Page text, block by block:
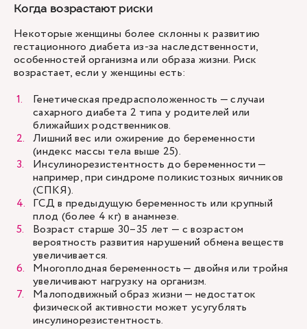
Когда возрастают риски
Некоторые женщины более склонны к развитию
гестационного диабета из-за наследственности,
особенностей организма или образа жизни. Риск
возрастает, если у женщины есть:
Генетическая предрасположенность — случаи
сахарного диабета 2 типа у родителей или
ближайших родственников.
Лишний вес или ожирение до беременности
(индекс массы тела выше 25).
Инсулинорезистентность до беременности —
например, при синдроме поликистозных яичников
(СПКЯ).
ГСД в предыдущую беременность или крупный
плод (более 4 кг) в анамнезе.
Возраст старше 30–35 лет — с возрастом
вероятность развития нарушений обмена веществ
увеличивается.
Многоплодная беременность — двойня или тройня
увеличивают нагрузку на организм.
Малоподвижный образ жизни — недостаток
физической активности может усугублять
инсулинорезистентность.